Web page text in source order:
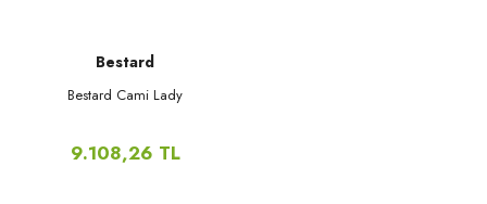
Bestard
Bestard Cami Lady
9.108,26 TL